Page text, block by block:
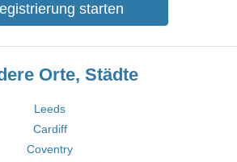
starten
Orte, Städte
Leeds
Cardiff
Coventry